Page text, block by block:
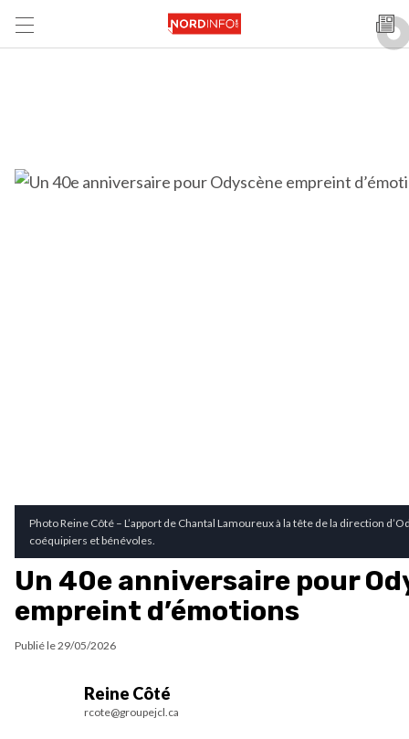
Photo Reine Côté – L’apport de Chantal Lamoureux à la tête de la direction
coéquipiers et bénévoles.
Un 40e anniversaire pour
empreint d’émotions
Publié le29/05/2026
Reine Côté
rcote@groupejcl.ca